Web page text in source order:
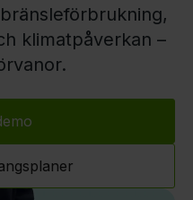
klimatpåverkan –